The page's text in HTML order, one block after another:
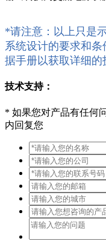
*请注意：以上只是
系统设计的要求和
据手册以获取详细的
技术支持：
* 如果您对产品有任何
内回复您